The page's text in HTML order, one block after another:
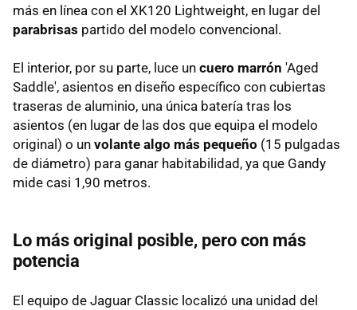
más en línea con el XK120 Lightweight, en lugar del
parabrisas partido del modelo convencional.
El interior, por su parte, luce un cuero marrón 'Aged
Saddle', asientos en diseño específico con cubiertas
traseras de aluminio, una única batería tras los
asientos (en lugar de las dos que equipa el modelo
original) o un volante algo más pequeño (15 pulgadas
de diámetro) para ganar habitabilidad, ya que Gandy
mide casi 1,90 metros.
Lo más original posible, pero con más
potencia
El equipo de Jaguar Classic localizó una unidad del